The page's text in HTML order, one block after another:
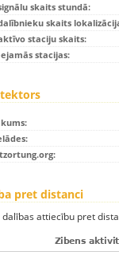
skaits stundā:
skaits
staciju skaits:
stacijas:
pret distanci
attiecību pret